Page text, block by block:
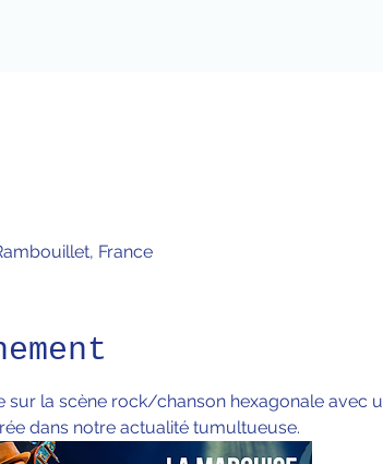
France
sur la scène rock/chanson hexagonale avec
dans notre actualité tumultueuse.